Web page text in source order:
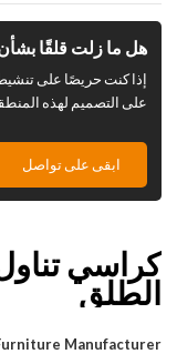
هل ما زلت قلقًا
إذا كنت حريصًا على
على التصميم لهذه
ابقى على تواصل
كراسي
الطلق
Manufacturer